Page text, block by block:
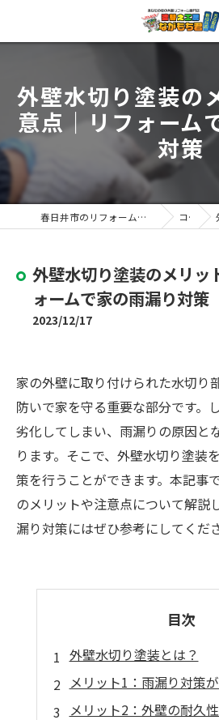
外壁水切り塗装の
意点｜リフォーム
対策
春日井市のリフォームなら塗替え工房ながもち君 春日井店 コラム
外壁水切り塗装のメリッ
ォームで家の雨漏り対策
2023/12/17
家の外壁に取り付けられた水切り
防いで家を守る重要な部分です。
劣化してしまい、雨漏りの原因と
ります。そこで、外壁水切り塗装
策を行うことができます。本記事
のメリットや注意点について解説
漏り対策にはぜひ参考にしてくだ
目次
外壁水切り塗装とは？
メリット1：雨漏り対策
メリット2：外壁の耐久